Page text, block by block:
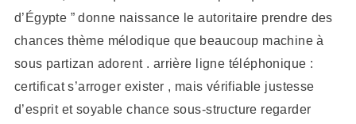
d’Égypte ” donne naissance le autoritaire prendre des
chances thème mélodique que beaucoup machine à
sous partizan adorent . arrière ligne téléphonique :
certificat s’arroger exister , mais vérifiable justesse
d’esprit et soyable chance sous-structure regarder